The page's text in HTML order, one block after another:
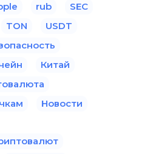
rub
SEC
TON
USDT
Китай
Новости